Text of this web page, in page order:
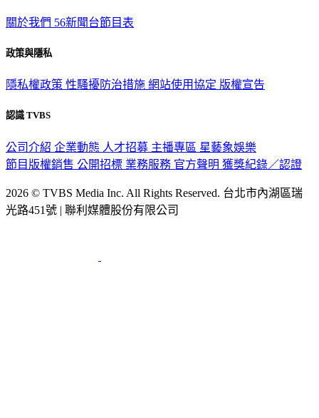
關於我們 56新聞台節目表
政策與隱私
隱私權政策 性騷擾防治措施 網站使用協定 版權宣告
認識 TVBS
公司介紹 企業動態 人才招募 主播專區 星藝象娛樂
節目版權銷售 公開招標 業務服務 官方聲明 獲獎紀錄／認證
2026 © TVBS Media Inc. All Rights Reserved. 台北市內湖區瑞
光路451號 | 聯利媒體股份有限公司